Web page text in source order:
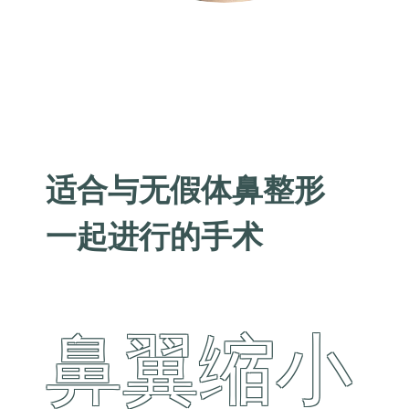
适合与无假体鼻整形
一起进行的手术
鼻翼缩小